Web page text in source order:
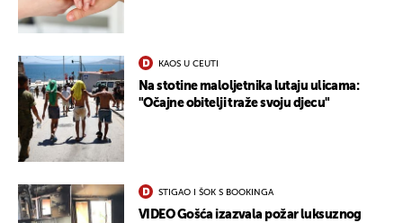
KAOS U CEUTI
Na stotine maloljetnika lutaju ulicama:
"Očajne obitelji traže svoju djecu"
STIGAO I ŠOK S BOOKINGA
VIDEO Gošća izazvala požar luksuznog